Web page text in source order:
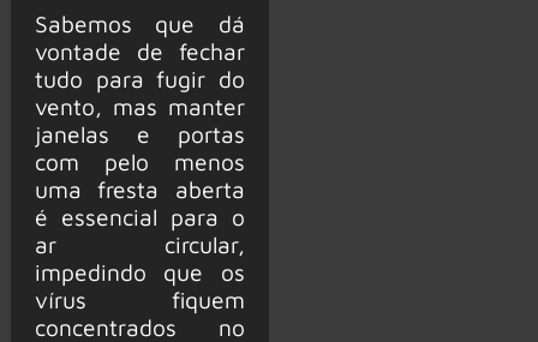
Sabemos que dá
vontade de fechar
tudo para fugir do
vento, mas manter
janelas e portas
com pelo menos
uma fresta aberta
é essencial para o
ar circular,
impedindo que os
vírus fiquem
concentrados no